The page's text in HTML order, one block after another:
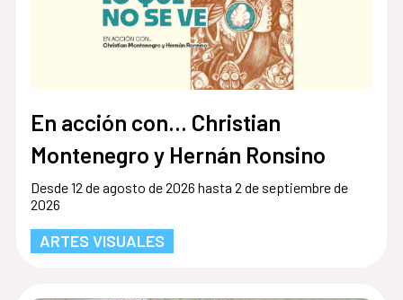
En acción con... Christian
Montenegro y Hernán Ronsino
Desde 12 de agosto de 2026 hasta 2 de septiembre de
2026
ARTES VISUALES